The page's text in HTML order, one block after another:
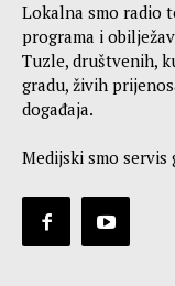
Lokalna smo radio
programa i
Tuzle, društvenih,
gradu, živih
događaja.
Medijski smo servis